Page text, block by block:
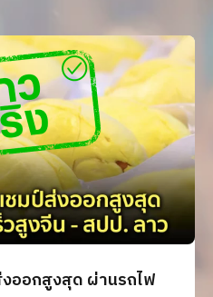
ออกสูงสุด ผ่านรถไฟ